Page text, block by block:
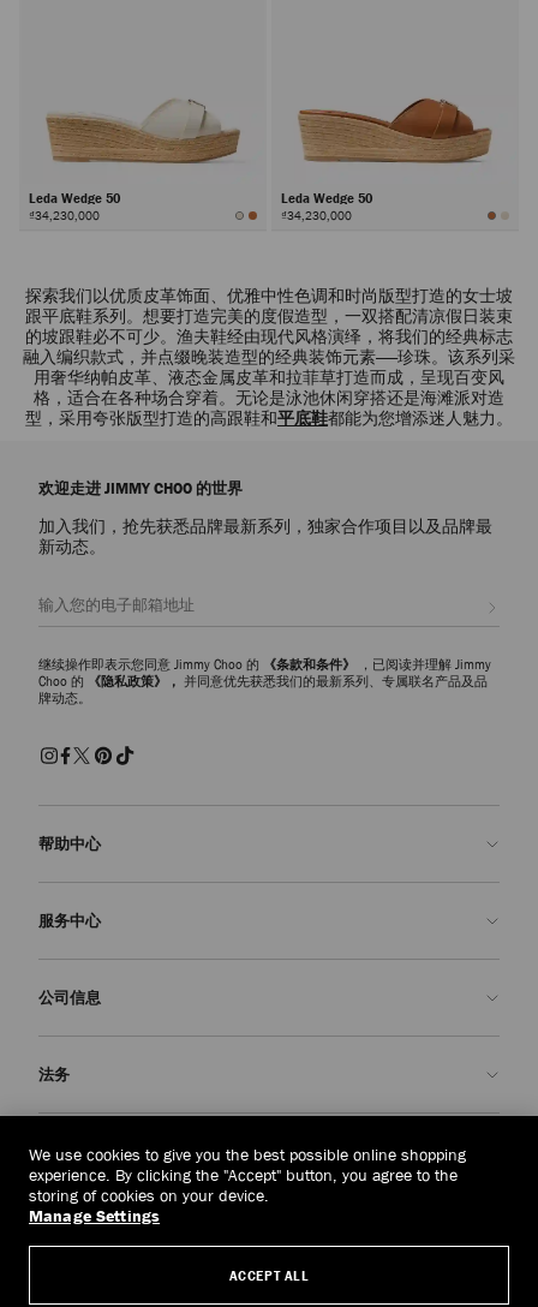
Leda Wedge 50
₫34,230,000
Leda Wedge 50
₫34,230,000
探索我们以优质皮革饰面、优雅中性色调和时尚版型打造的女士坡
跟平底鞋系列。想要打造完美的度假造型，一双搭配清凉假日装束
的坡跟鞋必不可少。渔夫鞋经由现代风格演绎，将我们的经典标志
融入编织款式，并点缀晚装造型的经典装饰元素——珍珠。该系列采
用奢华纳帕皮革、液态金属皮革和拉菲草打造而成，呈现百变风
格，适合在各种场合穿着。无论是泳池休闲穿搭还是海滩派对造
型，采用夸张版型打造的高跟鞋和平底鞋都能为您增添迷人魅力。
欢迎走进 JIMMY CHOO 的世界
加入我们，抢先获悉品牌最新系列，独家合作项目以及品牌最
新动态。
继续操作即表示您同意 Jimmy Choo 的 《条款和条件》
，已阅读并理解 Jimmy
Choo 的
《隐私政策》， 并同意优先获悉我们的最新系列、专属联名产品及品
牌动态。
帮助中心
常见问题解答
提交退货
送货
服务中心
定制服务
保修服务
公司信息
我们的历史
我们的影响与责任
我們的影響與責任
匠心工艺
法务
条款与条件
被遗忘权
主体访问请求表
越南(₫)
We use cookies to give you the best possible online shopping
experience. By clicking the "Accept" button, you agree to the
storing of cookies on your device.
Manage Settings
ACCEPT ALL